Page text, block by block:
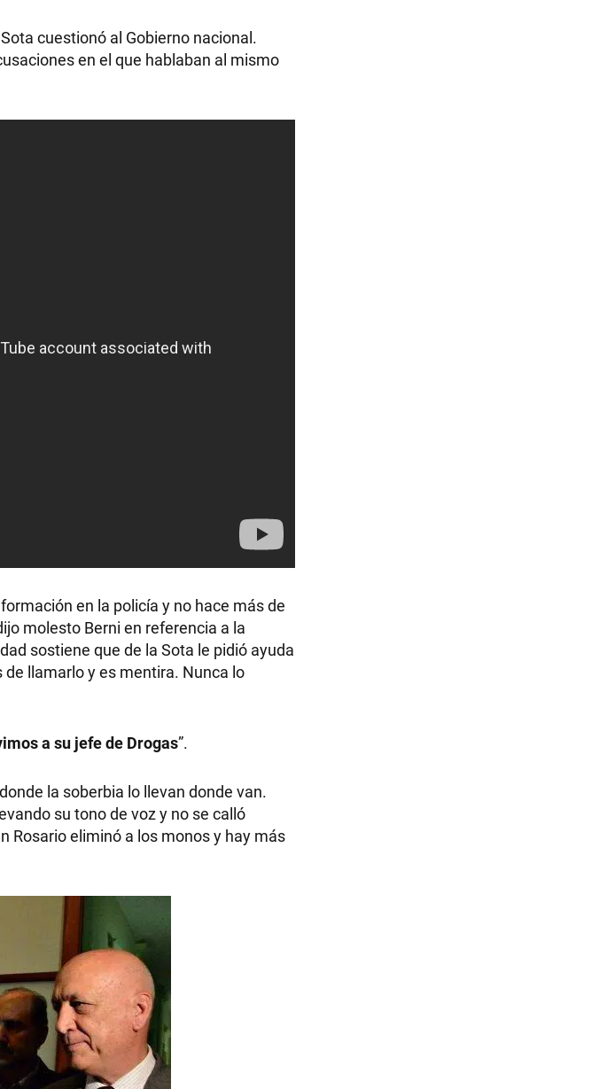
cuestionó al Gobierno nacional.
en el que hablaban al mismo
en la policía y no hace más de
molesto Berni en referencia a la
sostiene que de la Sota le pidió ayuda
llamarlo y es mentira. Nunca lo
a su jefe de Drogas”.
la soberbia lo llevan donde van.
su tono de voz y no se calló
Rosario eliminó a los monos y hay más
RECETAS
PALABRAS
Seguinos